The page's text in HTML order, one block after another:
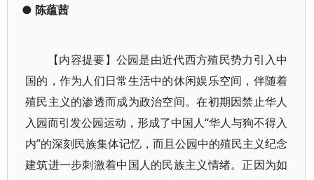
● 陈蕴茜
【内容提要】公园是由近代西方殖民势力引入中
国的，作为人们日常生活中的休闲娱乐空间，伴随着
殖民主义的渗透而成为政治空间。在初期因禁止华人
入园而引发公园运动，形成了中国人“华人与狗不得入
内”的深刻民族集体记忆，而且公园中的殖民主义纪念
建筑进一步刺激着中国人的民族主义情绪。正因为如